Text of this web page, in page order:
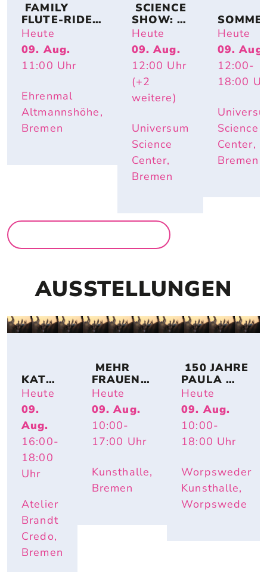
FAMILY
FLUTE-RIDE:
DUO
FLUTASTIC
Heute
09. Aug.
11:00 Uhr
Ehrenmal
Altmannshöhe,
Bremen
SCIENCE
SHOW:
TIERISCH
HEISS – W
ARUM R
OTE W
ANGEN U
ND E
LEFANTE
IM S
OMMER N
ÜTZLICH
SIND
Heute
09. Aug.
12:00 Uhr
(+2
weitere)
Universum
Science
Center,
Bremen
SAUSE –
GROSSE G
EFÜHLE
Heute
09. Aug.
12:00-
18:00
Science
Center,
Bremen
AUSSTELLUNGEN
KATRI
N
SCHÜT
TE –
HAUS
WELTE
N
Heute
09.
Aug.
16:00-
18:00
Uhr
Atelier
Brandt
Credo,
Bremen
MEHR
FRAUEN!
BREMER
KÜNSTLE
RINNEN
AUF
PAPIER
Heute
09. Aug.
10:00-
17:00 Uhr
Kunsthalle,
Bremen
150 JAHRE
PAULA
MODERSO
HN-
BECKER:
IMPULS
PAULA –
LONGEVIAL
Heute
09. Aug.
10:00-
18:00 Uhr
Worpsweder
Kunsthalle,
Worpswede